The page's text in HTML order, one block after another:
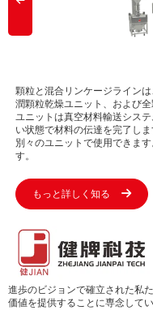
顆粒と混合リンケージライン
潤顆粒乾燥ユニット、および
ユニットは真空材料輸送シス
い状態で材料の伝達を完了し
別々のユニットで使用できま
す。
もっと詳しく知る
進歩のビジョンで確立された私
価値を提供することに専念してい